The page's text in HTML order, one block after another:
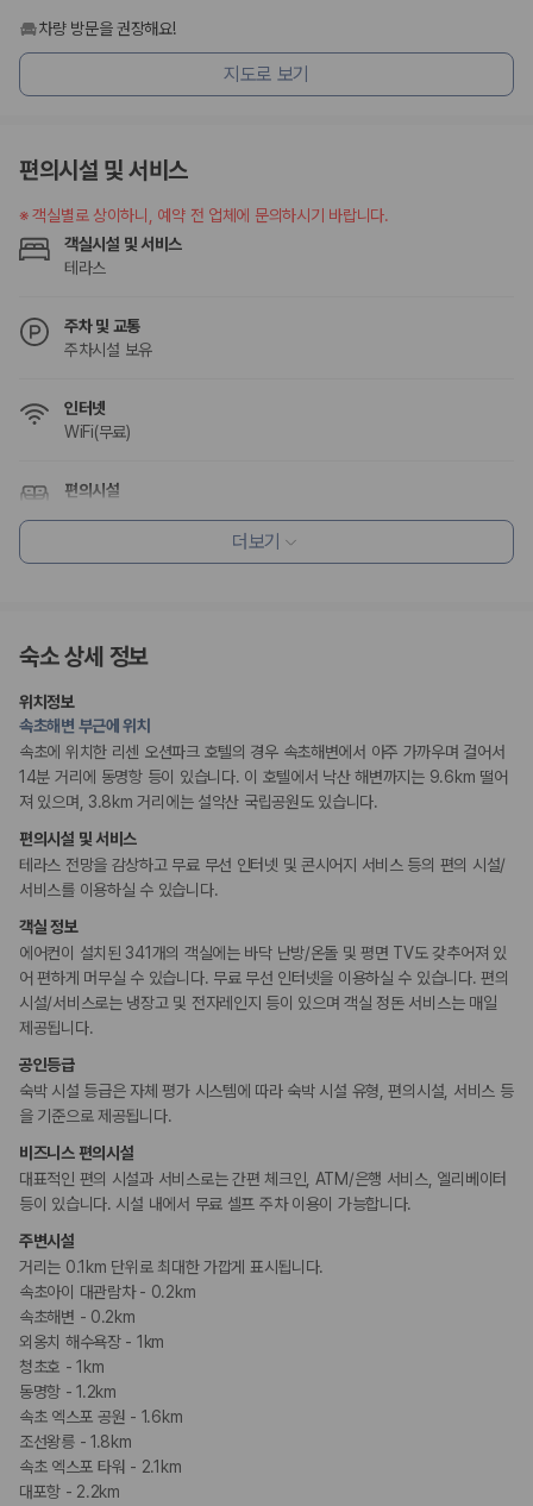
차량 방문을 권장해요!
지도로 보기
편의시설 및 서비스
※객실별로 상이하니, 예약 전 업체에 문의하시기 바랍니다.
객실시설 및 서비스
테라스
주차 및 교통
주차시설 보유
인터넷
WiFi(무료)
편의시설
간편 체크인/체크아웃
흡연 시설
금연 숙박 시설
더보기
숙소 상세 정보
위치정보
속초해변 부근에 위치
속초에 위치한 리센 오션파크 호텔의 경우 속초해변에서 아주 가까우며 걸어서
14분 거리에 동명항 등이 있습니다. 이 호텔에서 낙산 해변까지는 9.6km 떨어
져 있으며, 3.8km 거리에는 설악산 국립공원도 있습니다.
편의시설 및 서비스
테라스 전망을 감상하고 무료 무선 인터넷 및 콘시어지 서비스 등의 편의 시설/
서비스를 이용하실 수 있습니다.
객실 정보
에어컨이 설치된 341개의 객실에는 바닥 난방/온돌 및 평면 TV도 갖추어져 있
어 편하게 머무실 수 있습니다. 무료 무선 인터넷을 이용하실 수 있습니다. 편의
시설/서비스로는 냉장고 및 전자레인지 등이 있으며 객실 정돈 서비스는 매일
제공됩니다.
공인등급
숙박 시설 등급은 자체 평가 시스템에 따라 숙박 시설 유형, 편의시설, 서비스 등
을 기준으로 제공됩니다.
비즈니스 편의시설
대표적인 편의 시설과 서비스로는 간편 체크인, ATM/은행 서비스, 엘리베이터
등이 있습니다. 시설 내에서 무료 셀프 주차 이용이 가능합니다.
주변시설
거리는 0.1km 단위로 최대한 가깝게 표시됩니다.
속초아이 대관람차 - 0.2km
속초해변 - 0.2km
외옹치 해수욕장 - 1km
청초호 - 1km
동명항 - 1.2km
속초 엑스포 공원 - 1.6km
조선왕릉 - 1.8km
속초 엑스포 타워 - 2.1km
대포항 - 2.2km